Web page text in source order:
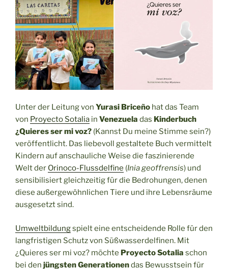
Unter der Leitung von Yurasi Briceño hat das Team
von Proyecto Sotalia in Venezuela das Kinderbuch
¿Quieres ser mi voz? (Kannst Du meine Stimme sein?)
veröffentlicht. Das liebevoll gestaltete Buch vermittelt
Kindern auf anschauliche Weise die faszinierende
Welt der Orinoco-Flussdelfine (Inia geoffrensis) und
sensibilisiert gleichzeitig für die Bedrohungen, denen
diese außergewöhnlichen Tiere und ihre Lebensräume
ausgesetzt sind.
Umweltbildungspielt eine entscheidende Rolle für den
langfristigen Schutz von Süßwasserdelfinen. Mit
¿Quieres ser mi voz? möchte Proyecto Sotalia schon
bei den jüngsten Generationendas Bewusstsein für